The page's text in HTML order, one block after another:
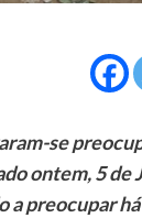
se
ontem, 5 de
a preocupar